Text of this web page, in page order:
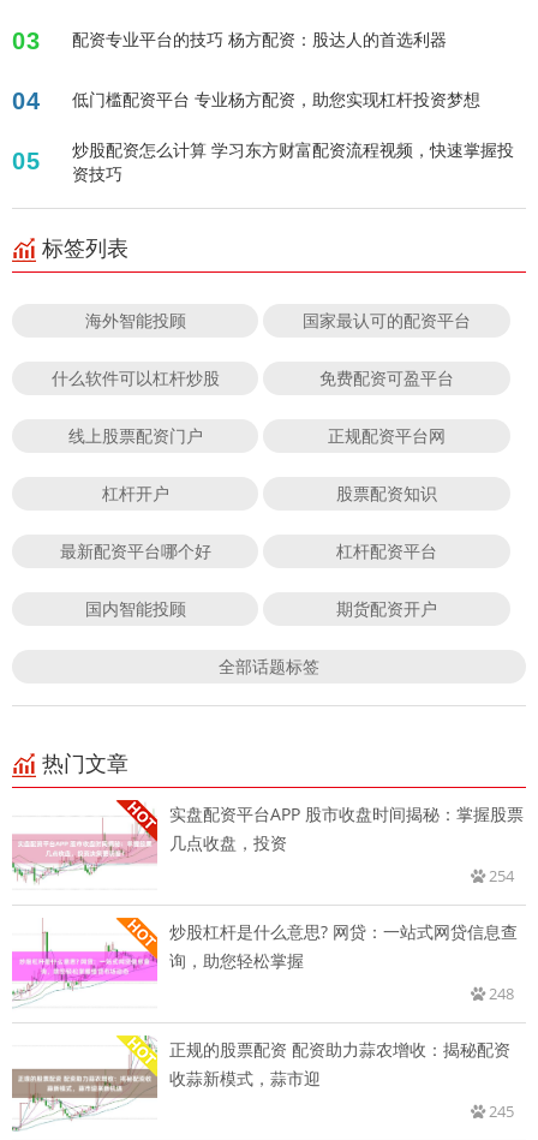
03 配资专业平台的技巧 杨方配资：股达人的首选利器
04 低门槛配资平台 专业杨方配资，助您实现杠杆投资梦想
05
炒股配资怎么计算 学习东方财富配资流程视频，快速掌握投
资技巧
标签列表
海外智能投顾 国家最认可的配资平台
什么软件可以杠杆炒股 免费配资可盈平台
线上股票配资门户 正规配资平台网
杠杆开户 股票配资知识
最新配资平台哪个好 杠杆配资平台
国内智能投顾 期货配资开户
全部话题标签
热门文章
实盘配资平台APP 股市收盘时间揭秘：掌握股票
几点收盘，投资
254
炒股杠杆是什么意思? 网贷：一站式网贷信息查
询，助您轻松掌握
248
正规的股票配资 配资助力蒜农增收：揭秘配资
收蒜新模式，蒜市迎
245